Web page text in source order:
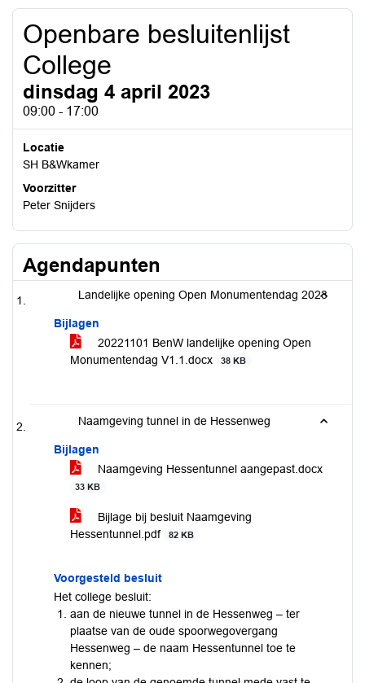
Openbare besluitenlijst
College
dinsdag 4 april 2023
09:00 - 17:00
Locatie
SH B&Wkamer
Voorzitter
Peter Snijders
Agendapunten
Landelijke opening Open Monumentendag 2023
Bijlagen
20221101 BenW landelijke opening Open
Monumentendag V1.1.docx
38 KB
Naamgeving tunnel in de Hessenweg
Bijlagen
Naamgeving Hessentunnel aangepast.docx
33 KB
Bijlage bij besluit Naamgeving
Hessentunnel.pdf
82 KB
Voorgesteld besluit
Het college besluit:
aan de nieuwe tunnel in de Hessenweg – ter
plaatse van de oude spoorwegovergang
Hessenweg – de naam Hessentunnel toe te
kennen;